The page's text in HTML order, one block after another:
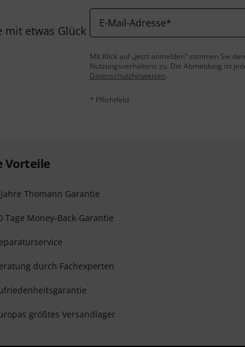
mit etwas Glück
E-Mail-Adresse*
Mit Klick auf „Jetzt anmelden“ stimmen Sie
Nutzungsverhaltens zu. Die Abmeldung ist
Datenschutzhinweisen.
* Pflichtfeld
Vorteile
Thomann Garantie
Tage Money-Back-Garantie
durch Fachexperten
größtes Versandlager